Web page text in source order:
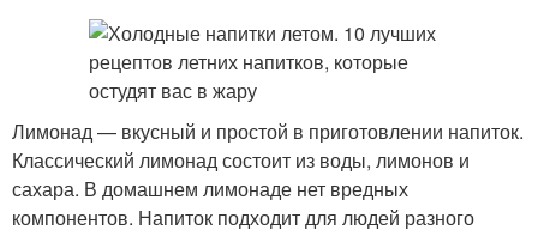
Лимонад — вкусный и простой в приготовлении напиток.
Классический лимонад состоит из воды, лимонов и
сахара. В домашнем лимонаде нет вредных
компонентов. Напиток подходит для людей разного